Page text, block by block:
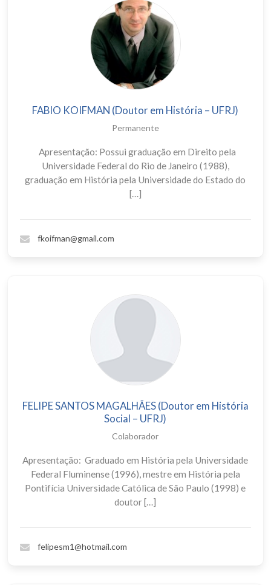
FABIO KOIFMAN (Doutor em História – UFRJ)
Permanente
Apresentação: Possui graduação em Direito pela
Universidade Federal do Rio de Janeiro (1988),
graduação em História pela Universidade do Estado do
[…]
fkoifman@gmail.com
FELIPE SANTOS MAGALHÃES (Doutor em História
Social – UFRJ)
Colaborador
Apresentação: Graduado em História pela Universidade
Federal Fluminense (1996), mestre em História pela
Pontifícia Universidade Católica de São Paulo (1998) e
doutor […]
felipesm1@hotmail.com